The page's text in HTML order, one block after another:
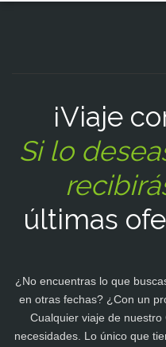
¡Viaje
Si lo
últimas
¿No encuentras lo que
en otras fechas? ¿Con un
Cualquier viaje de
necesidades. Lo único que